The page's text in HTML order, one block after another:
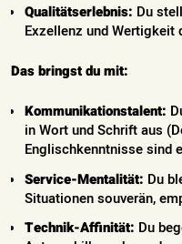
Qualitätserlebnis: Du
Exzellenz und
Das bringst du mit:
Kommunikationstalent:
in Wort und Schrift aus
Englischkenntnisse sind
Service-Mentalität: Du
Situationen souverän,
Technik-Affinität: Du